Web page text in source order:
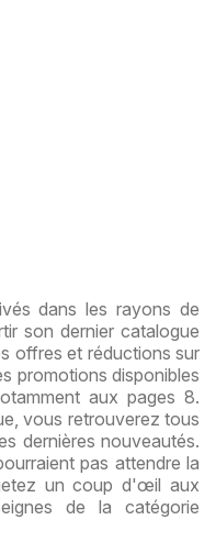
dans les rayons de
son dernier catalogue
offres et réductions sur
promotions disponibles
aux pages 8.
vous retrouverez tous
dernières nouveautés.
pas attendre la
un coup d'œil aux
de la catégorie